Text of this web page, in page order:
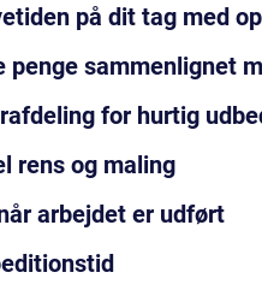
på dit tag med
penge sammenlignet
for hurtig
rens og maling
arbejdet er udført